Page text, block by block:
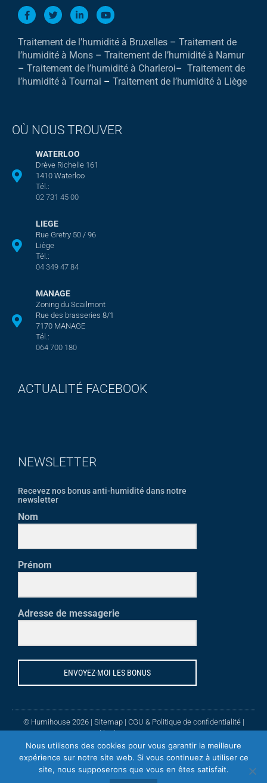
Traitement de l’humidité à Bruxelles – Traitement de
l’humidité à Mons – Traitement de l’humidité à Namur
– Traitement de l’humidité à Charleroi– Traitement de
l’humidité à Tournai – Traitement de l’humidité à Liège
OÙ NOUS TROUVER
WATERLOO
Drève Richelle 161
1410 Waterloo
Tél.:
02 731 45 00
LIEGE
Rue Gretry 50 / 96
Liège
Tél.:
04 349 47 84
MANAGE
Zoning du Scailmont
Rue des brasseries 8/1
7170 MANAGE
Tél.:
064 700 180
ACTUALITÉ FACEBOOK
NEWSLETTER
Recevez nos bonus anti-humidité dans notre
newsletter
Nom
Prénom
Adresse de messagerie
ENVOYEZ-MOI LES BONUS
© Humihouse 2026 | Sitemap| CGU & Politique de confidentialité|
Mentions légales| TVA : BE 695 910 662
Site web réalisé avec
par
Agence webmarketing
Clef2web
Nous utilisons des cookies pour vous garantir la meilleure
expérience sur notre site web. Si vous continuez à utiliser ce
site, nous supposerons que vous en êtes satisfait.